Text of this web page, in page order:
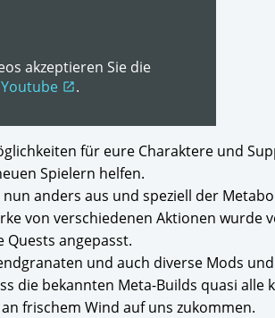
akzeptieren Sie die
open_in_new.
für eure Charaktere und
Spielern helfen.
anders aus und speziell der
von verschiedenen Aktionen wurde
Quests angepasst.
und auch diverse Mods und
die bekannten Meta-Builds quasi alle
frischem Wind auf uns zukommen.